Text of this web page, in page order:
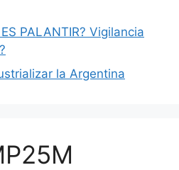
PALANTIR? Vigilancia
la Argentina